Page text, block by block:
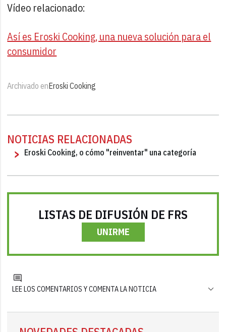
Vídeo relacionado:
Así es Eroski Cooking, una nueva solución para el
consumidor
Archivado enEroski Cooking
NOTICIAS RELACIONADAS
Eroski Cooking, o cómo "reinventar" una categoría
LISTAS DE DIFUSIÓN DE FRS
UNIRME
LEE LOS COMENTARIOS Y COMENTA LA NOTICIA